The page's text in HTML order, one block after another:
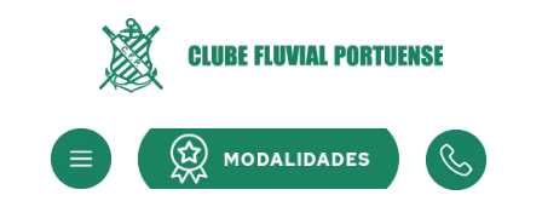
Menu Menu